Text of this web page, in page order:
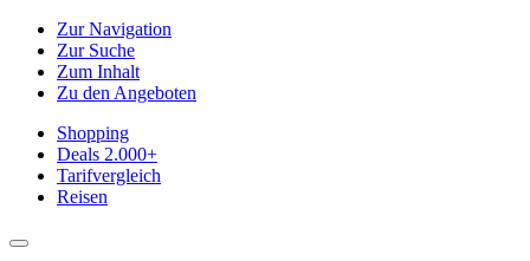
Zur Navigation
Zur Suche
Zum Inhalt
Zu den Angeboten
Shopping
Deals 2.000+
Tarifvergleich
Reisen